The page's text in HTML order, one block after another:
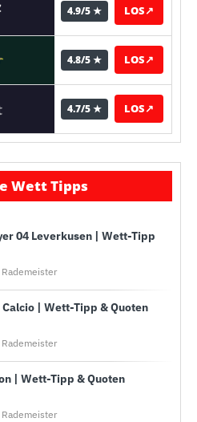
4.9/5 ★ LOS↗
4.8/5 ★ LOS↗
4.7/5 ★ LOS↗
Wett Tipps
04 Leverkusen | Wett-Tipp
Rademeister
Calcio | Wett-Tipp & Quoten
Rademeister
| Wett-Tipp & Quoten
Rademeister